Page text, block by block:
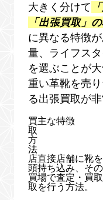
大きく分けて
「出張買取」
に異なる特徴
量、ライフス
を選ぶことが
重い革靴を売
る出張買取が
買
取
方
法
主な特徴
店
頭
買
取
直接店舗に靴を
持ち込み、その
場で査定・買取
を行う方法。